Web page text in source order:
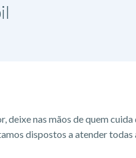
deixe nas mãos de quem cuida
dispostos a atender todas